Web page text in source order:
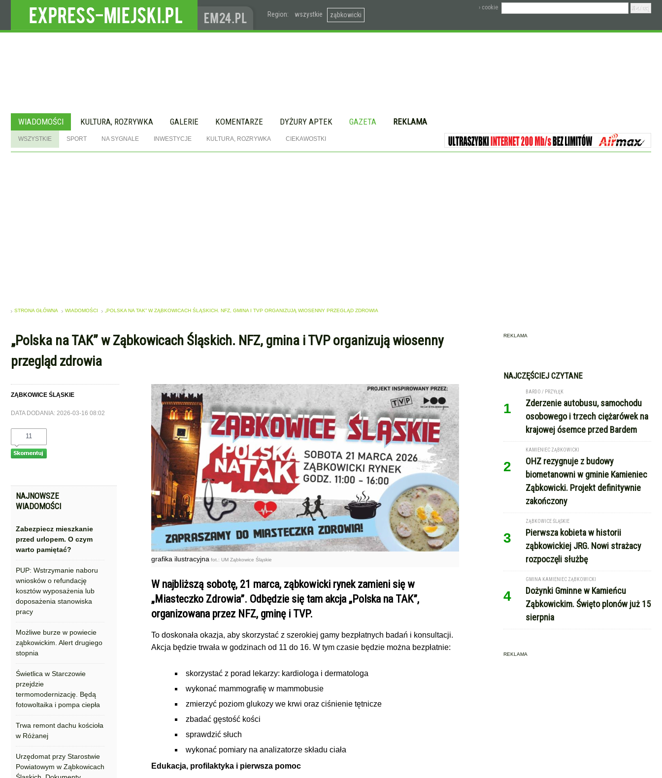
Region: wszystkie ząbkowicki
› cookie
WIADOMOŚCI KULTURA, ROZRYWKA GALERIE KOMENTARZE DYŻURY APTEK GAZETA REKLAMA
WSZYSTKIE SPORT NA SYGNALE INWESTYCJE KULTURA, ROZRYWKA CIEKAWOSTKI
STRONA GŁÓWNA WIADOMOŚCI „POLSKA NA TAK” W ZĄBKOWICACH ŚLĄSKICH. NFZ, GMINA I TVP ORGANIZUJĄ WIOSENNY PRZEGLĄD ZDROWIA
„Polska na TAK” w Ząbkowicach Śląskich. NFZ, gmina i TVP organizują wiosenny
przegląd zdrowia
ZĄBKOWICE ŚLĄSKIE
DATA DODANIA: 2026-03-16 08:02
11
NAJNOWSZE
WIADOMOŚCI
Zabezpiecz mieszkanie
przed urlopem. O czym
warto pamiętać?
PUP: Wstrzymanie naboru
wniosków o refundację
kosztów wyposażenia lub
doposażenia stanowiska
pracy
Możliwe burze w powiecie
ząbkowickim. Alert drugiego
stopnia
Świetlica w Starczowie
przejdzie
termomodernizację. Będą
fotowoltaika i pompa ciepła
Trwa remont dachu kościoła
w Różanej
Urzędomat przy Starostwie
Powiatowym w Ząbkowicach
grafika ilustracyjna fot.: UM Ząbkowice Śląskie
W najbliższą sobotę, 21 marca, ząbkowicki rynek zamieni się w
„Miasteczko Zdrowia”. Odbędzie się tam akcja „Polska na TAK”,
organizowana przez NFZ, gminę i TVP.
To doskonała okazja, aby skorzystać z szerokiej gamy bezpłatnych badań i konsultacji.
Akcja będzie trwała w godzinach od 11 do 16. W tym czasie będzie można bezpłatnie:
skorzystać z porad lekarzy: kardiologa i dermatologa
wykonać mammografię w mammobusie
zmierzyć poziom glukozy we krwi oraz ciśnienie tętnicze
zbadać gęstość kości
sprawdzić słuch
wykonać pomiary na analizatorze składu ciała
Edukacja, profilaktyka i pierwsza pomoc
REKLAMA
NAJCZĘŚCIEJ CZYTANE
1
BARDO / PRZYŁĘK
Zderzenie autobusu, samochodu
osobowego i trzech ciężarówek na
krajowej ósemce przed Bardem
2
KAMIENIEC ZĄBKOWICKI
OHZ rezygnuje z budowy
biometanowni w gminie Kamieniec
Ząbkowicki. Projekt definitywnie
zakończony
3
ZĄBKOWICE ŚLĄSKIE
Pierwsza kobieta w historii
ząbkowickiej JRG. Nowi strażacy
rozpoczęli służbę
4
GMINA KAMIENIEC ZĄBKOWICKI
Dożynki Gminne w Kamieńcu
Ząbkowickim. Święto plonów już 15
sierpnia
REKLAMA